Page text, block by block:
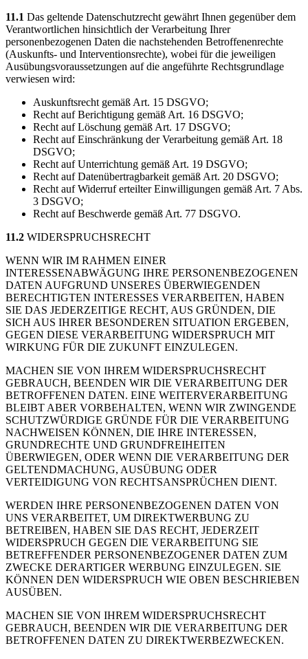
11.1 Das geltende Datenschutzrecht gewährt Ihnen gegenüber dem
Verantwortlichen hinsichtlich der Verarbeitung Ihrer
personenbezogenen Daten die nachstehenden Betroffenenrechte
(Auskunfts- und Interventionsrechte), wobei für die jeweiligen
Ausübungsvoraussetzungen auf die angeführte Rechtsgrundlage
verwiesen wird:
Auskunftsrecht gemäß Art. 15 DSGVO;
Recht auf Berichtigung gemäß Art. 16 DSGVO;
Recht auf Löschung gemäß Art. 17 DSGVO;
Recht auf Einschränkung der Verarbeitung gemäß Art. 18
DSGVO;
Recht auf Unterrichtung gemäß Art. 19 DSGVO;
Recht auf Datenübertragbarkeit gemäß Art. 20 DSGVO;
Recht auf Widerruf erteilter Einwilligungen gemäß Art. 7 Abs.
3 DSGVO;
Recht auf Beschwerde gemäß Art. 77 DSGVO.
11.2 WIDERSPRUCHSRECHT
WENN WIR IM RAHMEN EINER
INTERESSENABWÄGUNG IHRE PERSONENBEZOGENEN
DATEN AUFGRUND UNSERES ÜBERWIEGENDEN
BERECHTIGTEN INTERESSES VERARBEITEN, HABEN
SIE DAS JEDERZEITIGE RECHT, AUS GRÜNDEN, DIE
SICH AUS IHRER BESONDEREN SITUATION ERGEBEN,
GEGEN DIESE VERARBEITUNG WIDERSPRUCH MIT
WIRKUNG FÜR DIE ZUKUNFT EINZULEGEN.
MACHEN SIE VON IHREM WIDERSPRUCHSRECHT
GEBRAUCH, BEENDEN WIR DIE VERARBEITUNG DER
BETROFFENEN DATEN. EINE WEITERVERARBEITUNG
BLEIBT ABER VORBEHALTEN, WENN WIR ZWINGENDE
SCHUTZWÜRDIGE GRÜNDE FÜR DIE VERARBEITUNG
NACHWEISEN KÖNNEN, DIE IHRE INTERESSEN,
GRUNDRECHTE UND GRUNDFREIHEITEN
ÜBERWIEGEN, ODER WENN DIE VERARBEITUNG DER
GELTENDMACHUNG, AUSÜBUNG ODER
VERTEIDIGUNG VON RECHTSANSPRÜCHEN DIENT.
WERDEN IHRE PERSONENBEZOGENEN DATEN VON
UNS VERARBEITET, UM DIREKTWERBUNG ZU
BETREIBEN, HABEN SIE DAS RECHT, JEDERZEIT
WIDERSPRUCH GEGEN DIE VERARBEITUNG SIE
BETREFFENDER PERSONENBEZOGENER DATEN ZUM
ZWECKE DERARTIGER WERBUNG EINZULEGEN. SIE
KÖNNEN DEN WIDERSPRUCH WIE OBEN BESCHRIEBEN
AUSÜBEN.
MACHEN SIE VON IHREM WIDERSPRUCHSRECHT
GEBRAUCH, BEENDEN WIR DIE VERARBEITUNG DER
BETROFFENEN DATEN ZU DIREKTWERBEZWECKEN.